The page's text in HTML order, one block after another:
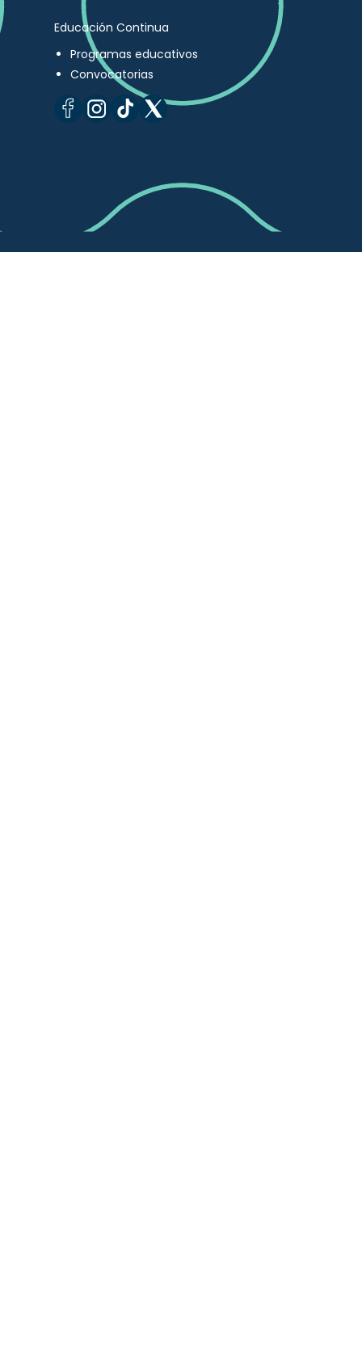
Educación Continua
Programas educativos
Convocatorias